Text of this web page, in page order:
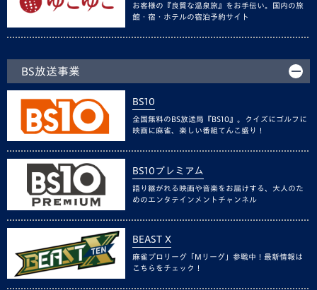
お客様の『良質な温泉旅』をお手伝い。国内の旅
館・宿・ホテルの宿泊予約サイト
BS放送事業
BS10
全国無料のBS放送局『BS10』。クイズにゴルフに
映画に麻雀、楽しい番組てんこ盛り！
BS10プレミアム
語り継がれる映画や音楽をお届けする、大人のた
めのエンタテインメントチャンネル
BEAST X
麻雀プロリーグ「Mリーグ」参戦中！最新情報は
こちらをチェック！